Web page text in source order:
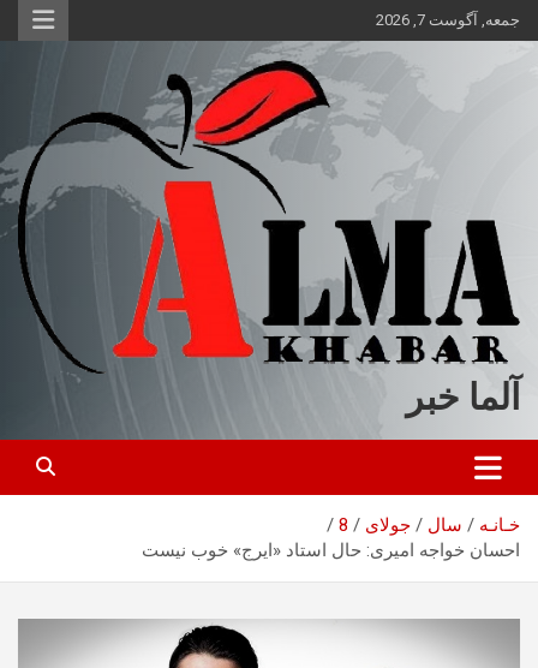
محتوا
جمعه, آگوست 7, 2026
آلما خبر
خـانـه سال جولای
8
احسان خواجه امیری: حال استاد «ایرج» خوب نیست